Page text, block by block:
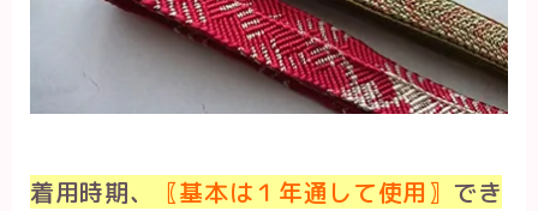
着用時期、 〖基本は１年通して使用〗 でき